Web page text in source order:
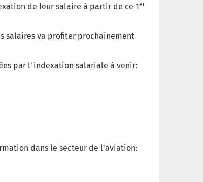
de leur salaire à partir de ce 1er
salaires va profiter prochainement
par l’indexation salariale à venir:
dans le secteur de l'aviation: